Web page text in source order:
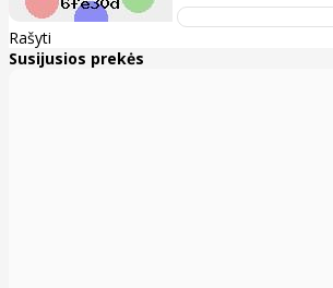
Rašyti
Susijusios prekės